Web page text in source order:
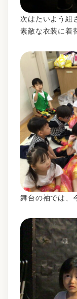
次はたいよう組
素敵な衣装に着
舞台の袖では、